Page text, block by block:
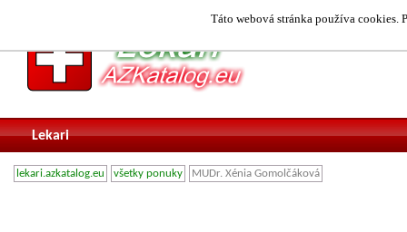
Táto webová stránka používa cookies.
Lekari
lekari.azkatalog.eu všetky ponuky MUDr. Xénia Gomolčáková